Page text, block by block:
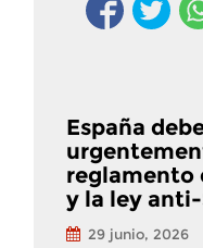
España
reglamento
y la ley anti-
29 junio, 2026